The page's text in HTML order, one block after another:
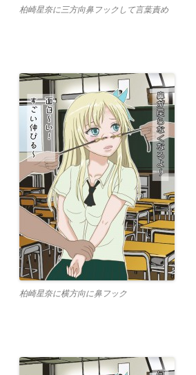
柏崎星奈に三方向鼻フックして言葉責め
柏崎星奈に横方向に鼻フック